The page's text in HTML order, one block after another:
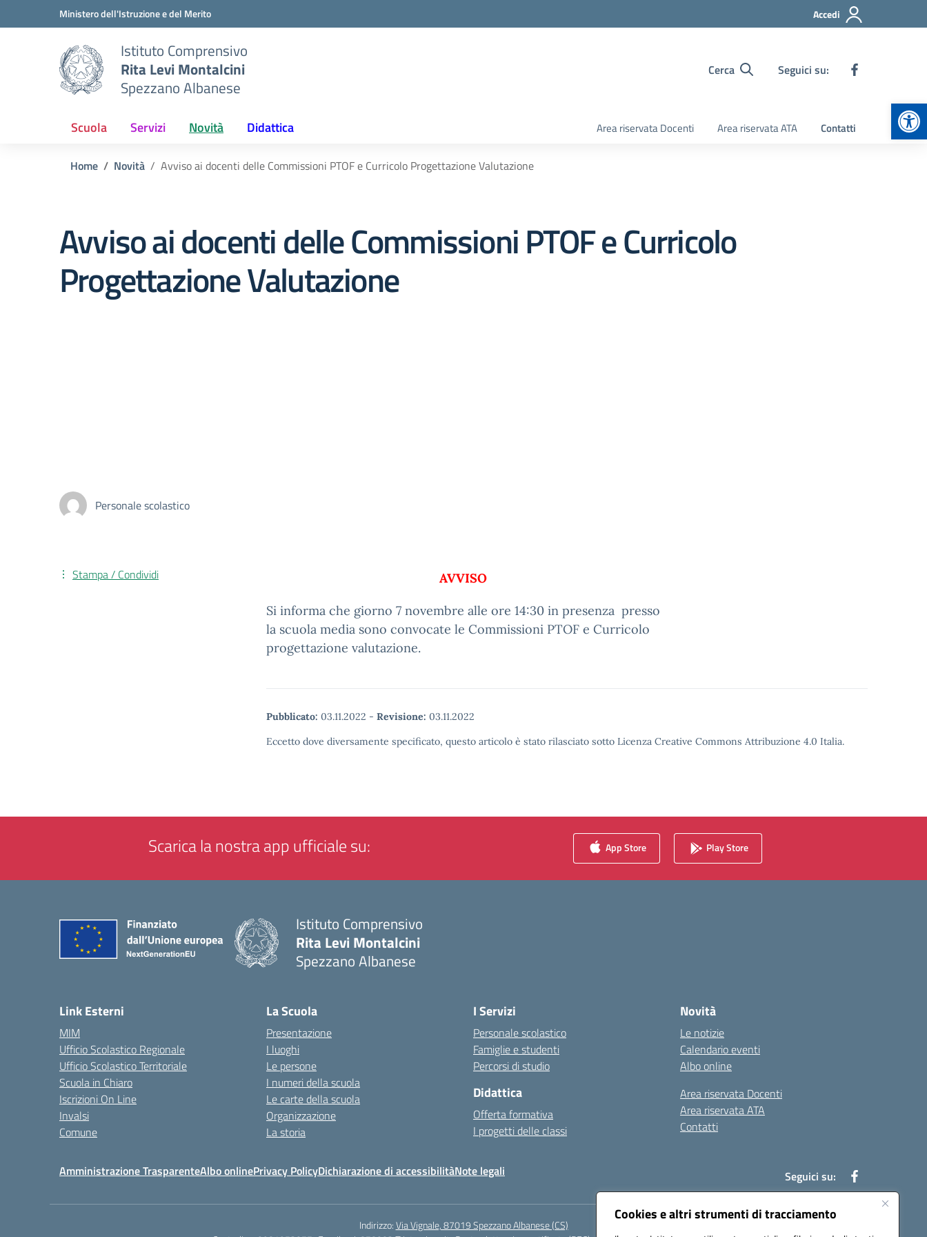
Cookies e altri strumenti di tracciamento
Vai ai contenuti
Vai al menu di navigazioneMinistero dell'Istruzione e del Merito Accedi
Istituto Comprensivo
Rita Levi Montalcini
Spezzano Albanese
Cerca Seguici su:
Scuola Servizi Novità Didattica Area riservata Docenti Area riservata ATA Contatti
Home Novità Avviso ai docenti delle Commissioni PTOF e Curricolo Progettazione Valutazione
Avviso ai docenti delle Commissioni PTOF e Curricolo
Progettazione Valutazione
Personale scolastico
AVVISO
Si informa che giorno 7 novembre alle ore 14:30 in presenza presso
la scuola media sono convocate le Commissioni PTOF e Curricolo
progettazione valutazione.
Pubblicato: 03.11.2022 - Revisione: 03.11.2022
Eccetto dove diversamente specificato, questo articolo è stato rilasciato sotto Licenza Creative Commons Attribuzione 4.0 Italia.
Stampa / Condividi
Scarica la nostra app ufficiale su: App Store Play Store
Istituto Comprensivo
Rita Levi Montalcini
Spezzano Albanese
Link Esterni
MIM
Ufficio Scolastico Regionale
Ufficio Scolastico Territoriale
Scuola in Chiaro
Iscrizioni On Line
Invalsi
Comune
La Scuola
Presentazione
I luoghi
Le persone
I numeri della scuola
Le carte della scuola
Organizzazione
La storia
I Servizi
Personale scolastico
Famiglie e studenti
Percorsi di studio
Didattica
Offerta formativa
I progetti delle classi
Novità
Le notizie
Calendario eventi
Albo online
Area riservata Docenti
Area riservata ATA
Contatti
Amministrazione TrasparenteAlbo onlinePrivacy PolicyDichiarazione di accessibilitàNote legali Seguici su:
Indirizzo:Via Vignale, 87019 Spezzano Albanese (CS)